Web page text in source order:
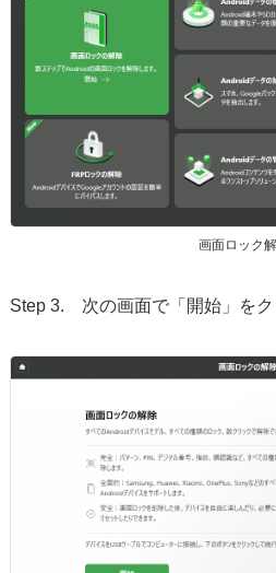
画面ロック
Step 3. 次の画面で「開始」をク